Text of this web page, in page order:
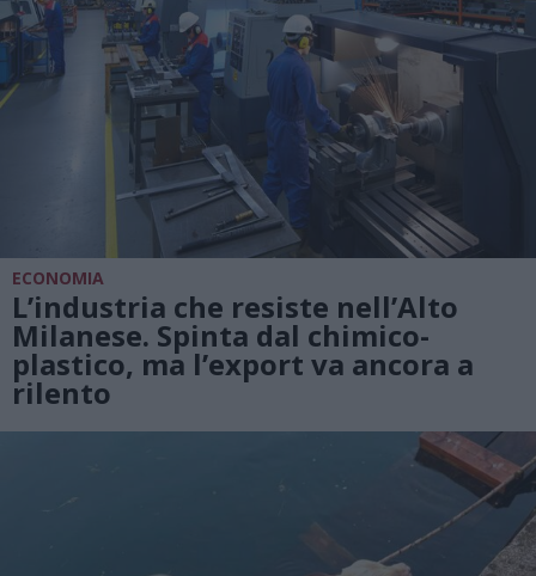
ECONOMIA
L’industria che resiste nell’Alto
Milanese. Spinta dal chimico-
plastico, ma l’export va ancora a
rilento